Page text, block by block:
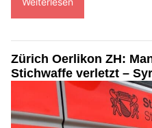
Zürich Oerlikon ZH:
Stichwaffe verletzt –